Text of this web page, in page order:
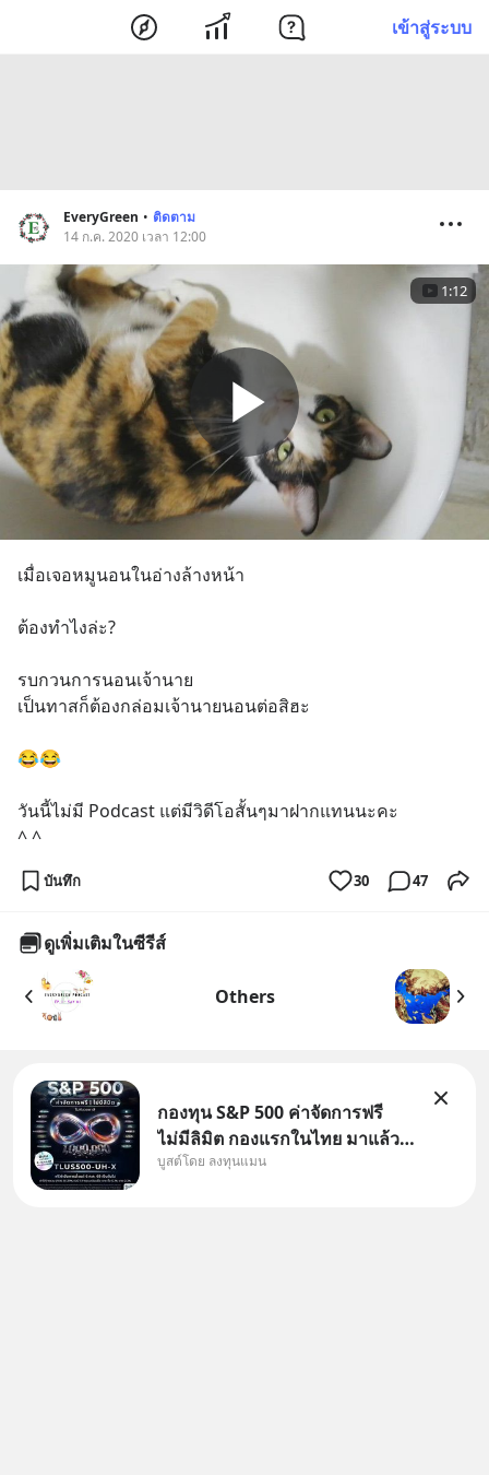
เข้าสู่ระบบ
EveryGreen • ติดตาม
14 ก.ค. 2020 เวลา 12:00
1:12
เมื่อเจอหมูนอนในอ่างล้างหน้า
ต้องทำไงล่ะ?
รบกวนการนอนเจ้านาย
เป็นทาสก็ต้องกล่อมเจ้านายนอนต่อสิฮะ
😂😂
วันนี้ไม่มี Podcast แต่มีวิดีโอสั้นๆมาฝากแทนนะคะ
^ ^
บันทึก 30 47
ดูเพิ่มเติมในซีรีส์
Others
กองทุน S&P 500 ค่าจัดการฟรี
ไม่มีลิมิต กองแรกในไทย มาแล้ว..
กองทุนที่ออกแบบมาเพื่อแก้ Pain
บูสต์โดย ลงทุนแมน